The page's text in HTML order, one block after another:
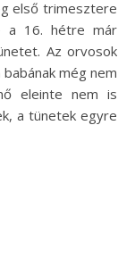
első trimesztere
a 16. hétre már
Az orvosok
még nem
eleinte nem is
a tünetek egyre